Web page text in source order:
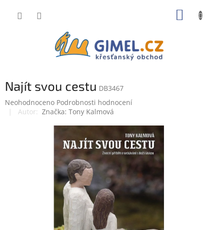
Najít svou cestu DB3467
Průměrné
hodnocení
Neohodnoceno Podrobnosti hodnocení
Značka: Tony Kalmová